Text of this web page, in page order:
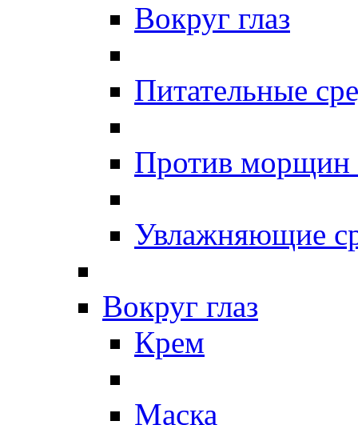
Вокруг глаз
Питательные
Против
Увлажняющие
Вокруг глаз
Крем
Маска